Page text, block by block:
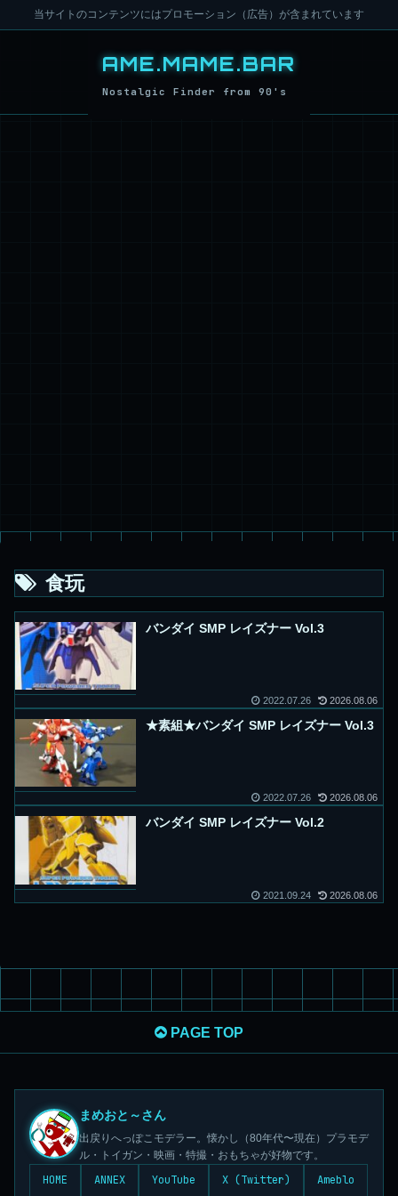
当サイトのコンテンツにはプロモーション（広告）が含まれています
食玩
バンダイ SMP レイズナー Vol.3
2022.07.26 2026.08.06
★素組★バンダイ SMP レイズナー Vol.3
2022.07.26 2026.08.06
バンダイ SMP レイズナー Vol.2
2021.09.24 2026.08.06
PAGE TOP
まめおと～さん
出戻りへっぽこモデラー。懐かし（80年代〜現在）プラモデ
ル・トイガン・映画・特撮・おもちゃが好物です。
HOME ANNEX YouTube X (Twitter) Ameblo